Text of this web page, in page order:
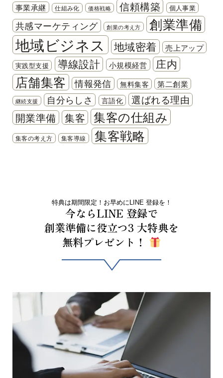
事業承継 仕組み化 価格戦略 信頼構築 個人事業
共感マーケティング 創業の考え方 創業準備
地域ビジネス 地域密着 売上アップ
実践型支援 導線設計 小規模経営 庄内
店舗集客 情報発信 無料集客 第二創業
継続支援 自分らしさ 言語化 選ばれる理由
開業準備 集客 集客の仕組み
集客の考え方 集客導線 集客戦略
特典は期間限定！お早めにLINE 登録を！
今ならLINE 登録で
創業準備に役立つ3 大特典を
無料プレゼント！